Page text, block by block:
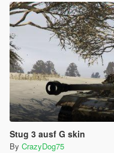
Stug 3 ausf G skin
By CrazyDog75